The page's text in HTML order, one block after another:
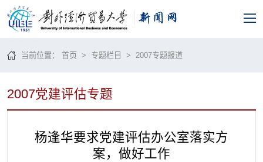
当前位置：首页 >专题栏目 > 2007专题报道
2007党建评估专题
杨逢华要求党建评估办公室落实方
案，做好工作